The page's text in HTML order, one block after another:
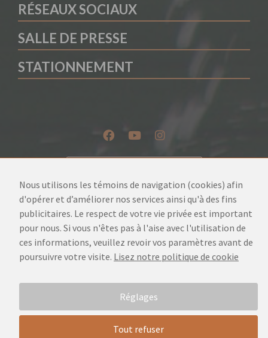
RÉSEAUX SOCIAUX
SALLE DE PRESSE
STATIONNEMENT
Tourisme Wendake 2026. Tous droits réservés.
Nous utilisons les témoins de navigation (cookies) afin
d'opérer et d’améliorer nos services ainsi qu'à des fins
publicitaires. Le respect de votre vie privée est important
pour nous. Si vous n'êtes pas à l'aise avec l'utilisation de
ces informations, veuillez revoir vos paramètres avant de
poursuivre votre visite. Lisez notre politique de cookie
Réglages
Tout refuser